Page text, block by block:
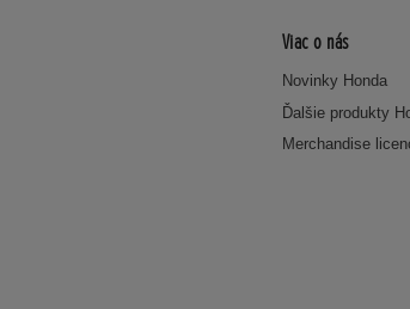
Viac o nás
Novinky Honda
Ďalšie produkty
Merchandise